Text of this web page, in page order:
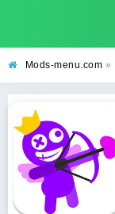
Mods-menu.com »